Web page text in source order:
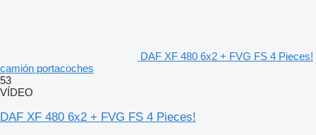
DAF XF 480 6x2 + FVG FS 4 Pieces!
camión portacoches
53
VÍDEO
DAF XF 480 6x2 + FVG FS 4 Pieces!